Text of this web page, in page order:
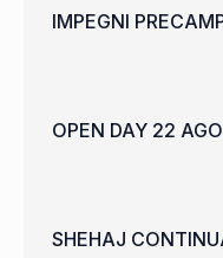
IMPEGNI
OPEN DAY 22
SHEHAJ